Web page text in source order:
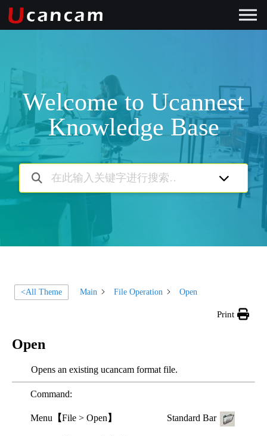
Welcome to Ucannest
Knowledge Base
<All Theme Main File Operation Open
Print
Open
Opens an existing ucancam format file.
Command:
Menu 【File > Open 】 Standard Bar